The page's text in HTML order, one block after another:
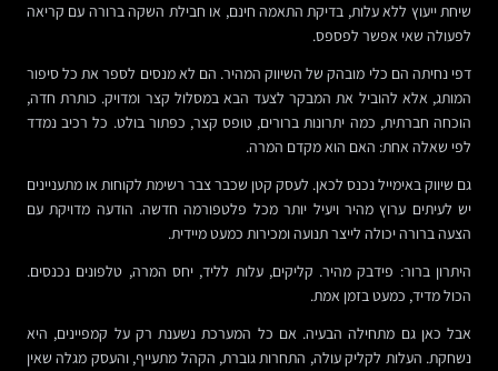
שיחת ייעוץ ללא עלות, בדיקת התאמה חינם, או חבילת השקה ברורה עם קריאה
לפעולה שאי אפשר לפספס.
דפי נחיתה הם כלי מובהק של השיווק המהיר. הם לא מנסים לספר את כל סיפור
המותג, אלא להוביל את המבקר לצעד הבא במסלול קצר ומדויק. כותרת חדה,
הוכחה חברתית, כמה יתרונות ברורים, טופס קצר, כפתור בולט. כל רכיב נמדד
לפי שאלה אחת: האם הוא מקדם המרה.
גם שיווק באימייל נכנס לכאן. לעסק קטן שכבר צבר רשימת לקוחות או מתעניינים
יש לעיתים ערוץ מהיר ויעיל יותר מכל פלטפורמה חדשה. הודעה מדויקת עם
הצעה ברורה יכולה לייצר תנועה ומכירות כמעט מיידית.
היתרון ברור: פידבק מהיר. קליקים, עלות לליד, יחס המרה, טלפונים נכנסים.
הכול מדיד, כמעט בזמן אמת.
אבל כאן גם מתחילה הבעיה. אם כל המערכת נשענת רק על קמפיינים, היא
נשחקת. העלות לקליק עולה, התחרות גוברת, הקהל מתעייף, והעסק מגלה שאין